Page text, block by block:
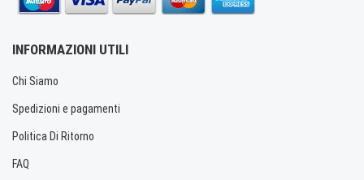
INFORMAZIONI UTILI
Chi Siamo
Spedizioni e pagamenti
Politica Di Ritorno
FAQ